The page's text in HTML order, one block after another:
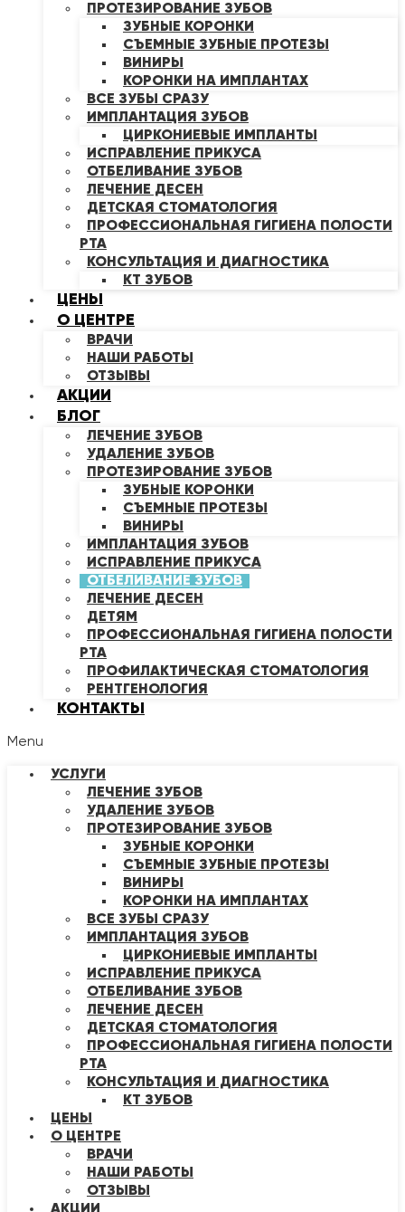
ПРОТЕЗИРОВАНИЕ ЗУБОВ
ЗУБНЫЕ КОРОНКИ
СЪЕМНЫЕ ЗУБНЫЕ ПРОТЕЗЫ
ВИНИРЫ
КОРОНКИ НА ИМПЛАНТАХ
ВСЕ ЗУБЫ СРАЗУ
ИМПЛАНТАЦИЯ ЗУБОВ
ЦИРКОНИЕВЫЕ ИМПЛАНТЫ
ИСПРАВЛЕНИЕ ПРИКУСА
ОТБЕЛИВАНИЕ ЗУБОВ
ЛЕЧЕНИЕ ДЕСЕН
ДЕТСКАЯ СТОМАТОЛОГИЯ
ПРОФЕССИОНАЛЬНАЯ ГИГИЕНА ПОЛОСТИ
РТА
КОНСУЛЬТАЦИЯ И ДИАГНОСТИКА
КТ ЗУБОВ
ЦЕНЫ
О ЦЕНТРЕ
ВРАЧИ
НАШИ РАБОТЫ
ОТЗЫВЫ
АКЦИИ
БЛОГ
ЛЕЧЕНИЕ ЗУБОВ
УДАЛЕНИЕ ЗУБОВ
ПРОТЕЗИРОВАНИЕ ЗУБОВ
ЗУБНЫЕ КОРОНКИ
СЪЕМНЫЕ ПРОТЕЗЫ
ВИНИРЫ
ИМПЛАНТАЦИЯ ЗУБОВ
ИСПРАВЛЕНИЕ ПРИКУСА
ОТБЕЛИВАНИЕ ЗУБОВ
ЛЕЧЕНИЕ ДЕСЕН
ДЕТЯМ
ПРОФЕССИОНАЛЬНАЯ ГИГИЕНА ПОЛОСТИ
РТА
ПРОФИЛАКТИЧЕСКАЯ СТОМАТОЛОГИЯ
РЕНТГЕНОЛОГИЯ
КОНТАКТЫ
Menu
УСЛУГИ
ЛЕЧЕНИЕ ЗУБОВ
УДАЛЕНИЕ ЗУБОВ
ПРОТЕЗИРОВАНИЕ ЗУБОВ
ЗУБНЫЕ КОРОНКИ
СЪЕМНЫЕ ЗУБНЫЕ ПРОТЕЗЫ
ВИНИРЫ
КОРОНКИ НА ИМПЛАНТАХ
ВСЕ ЗУБЫ СРАЗУ
ИМПЛАНТАЦИЯ ЗУБОВ
ЦИРКОНИЕВЫЕ ИМПЛАНТЫ
ИСПРАВЛЕНИЕ ПРИКУСА
ОТБЕЛИВАНИЕ ЗУБОВ
ЛЕЧЕНИЕ ДЕСЕН
ДЕТСКАЯ СТОМАТОЛОГИЯ
ПРОФЕССИОНАЛЬНАЯ ГИГИЕНА ПОЛОСТИ
РТА
КОНСУЛЬТАЦИЯ И ДИАГНОСТИКА
КТ ЗУБОВ
ЦЕНЫ
О ЦЕНТРЕ
ВРАЧИ
НАШИ РАБОТЫ
ОТЗЫВЫ
АКЦИИ